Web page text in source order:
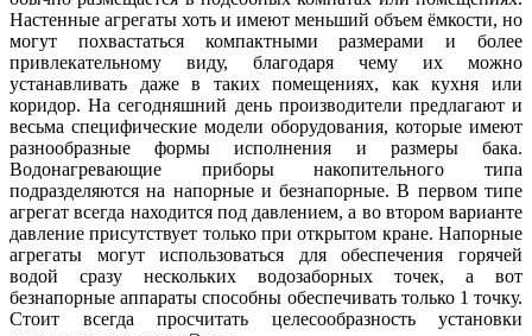
Настенные агрегаты хоть и имеют меньший объем ёмкости, но
могут похвастаться компактными размерами и более
привлекательному виду, благодаря чему их можно
устанавливать даже в таких помещениях, как кухня или
коридор. На сегодняшний день производители предлагают и
весьма специфические модели оборудования, которые имеют
разнообразные формы исполнения и размеры бака.
Водонагревающие приборы накопительного типа
подразделяются на напорные и безнапорные. В первом типе
агрегат всегда находится под давлением, а во втором варианте
давление присутствует только при открытом кране. Напорные
агрегаты могут использоваться для обеспечения горячей
водой сразу нескольких водозаборных точек, а вот
безнапорные аппараты способны обеспечивать только 1 точку.
Стоит всегда просчитать целесообразность установки